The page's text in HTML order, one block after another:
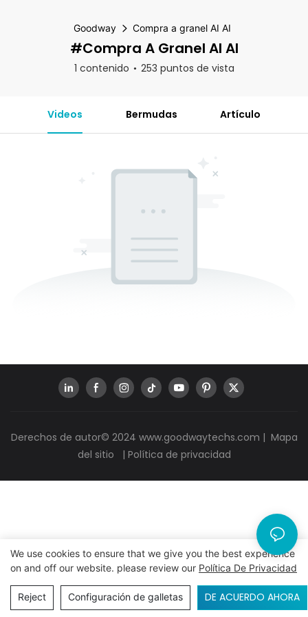
Goodway Compra a granel AI AI
#Compra A Granel AI AI
1 contenido 253 puntos de vista
Videos Bermudas Artículo
Derechos de autor© 2024 www.goodwaytechs.com | Mapa
del sitio
| Política de privacidad
We use cookies to ensure that we give you the best experience
on and off our website. please review our Política De Privacidad
Reject Configuración de galletas DE ACUERDO AHORA